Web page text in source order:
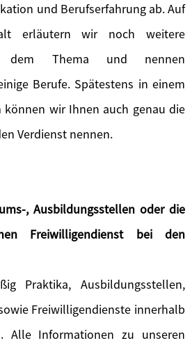
und Berufserfahrung ab. Auf
erläutern wir noch weitere
dem Thema und nennen
Berufe. Spätestens in einem
können wir Ihnen auch genau die
Verdienst nennen.
, Ausbildungsstellen oder die
Freiwilligendienst bei den
Praktika, Ausbildungsstellen,
Freiwilligendienste innerhalb
Alle Informationen zu unseren